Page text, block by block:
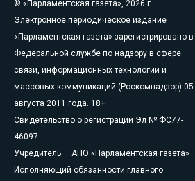
© «Парламентская газета», 2026 г.
Электронное периодическое издание
«Парламентская газета» зарегистрировано в
Федеральной службе по надзору в сфере
связи, информационных технологий и
массовых коммуникаций (Роскомнадзор) 05
августа 2011 года. 18+
Свидетельство о регистрации Эл № ФС77-
46097
Учредитель — АНО «Парламентская газета»
Исполняющий обязанности главного